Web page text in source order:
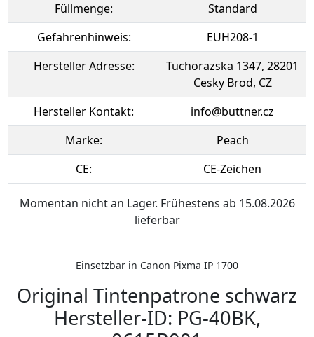
Füllmenge:
Standard
Gefahrenhinweis:
EUH208-1
Hersteller Adresse:
Tuchorazska 1347, 28201
Cesky Brod, CZ
Hersteller Kontakt:
info@buttner.cz
Marke:
Peach
CE:
CE-Zeichen
Momentan nicht an Lager. Frühestens ab 15.08.2026
lieferbar
Einsetzbar in Canon Pixma IP 1700
Original Tintenpatrone schwarz
Hersteller-ID: PG-40BK,